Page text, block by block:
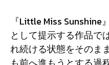
『Little Miss Sunshine
として提示する作品で
れ続ける状態をそのま